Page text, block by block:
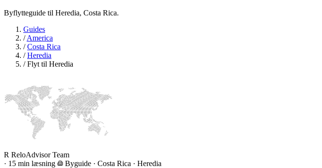
Byflytteguide til Heredia, Costa Rica.
Guides
/America
/Costa Rica
/Heredia
/Flyt til Heredia
R ReloAdvisor Team
· 15 min læsning Byguide · Costa Rica · Heredia